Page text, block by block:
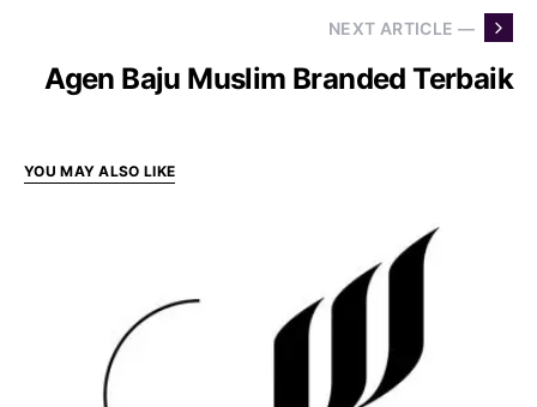
NEXT ARTICLE —
Agen Baju Muslim Branded Terbaik
YOU MAY ALSO LIKE